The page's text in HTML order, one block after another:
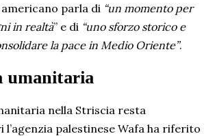
parla di “un momento per
in realtà” e di “uno sforzo storico e
la pace in Medio Oriente”.
umanitaria
nella Striscia resta
palestinese Wafa ha riferito